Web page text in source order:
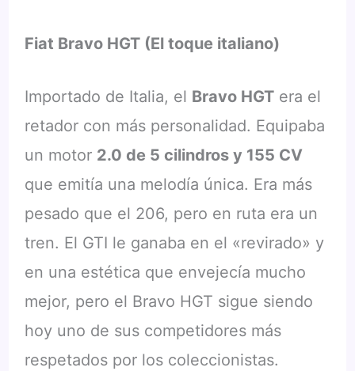
Fiat Bravo HGT (El toque italiano)
Importado de Italia, el Bravo HGTera el
retador con más personalidad. Equipaba
un motor 2.0 de 5 cilindros y 155 CV
que emitía una melodía única. Era más
pesado que el 206, pero en ruta era un
tren. El GTI le ganaba en el «revirado» y
en una estética que envejecía mucho
mejor, pero el Bravo HGT sigue siendo
hoy uno de sus competidores más
respetados por los coleccionistas.